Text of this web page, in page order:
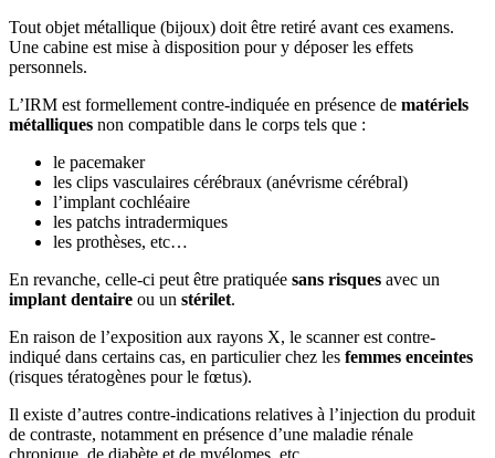
Tout objet métallique (bijoux) doit être retiré avant ces examens.
Une cabine est mise à disposition pour y déposer les effets
personnels.
L’IRM est formellement contre-indiquée en présence de matériels
métalliques non compatible dans le corps tels que :
le pacemaker
les clips vasculaires cérébraux (anévrisme cérébral)
l’implant cochléaire
les patchs intradermiques
les prothèses, etc…
En revanche, celle-ci peut être pratiquée sans risques avec un
implant dentaire ou un stérilet.
En raison de l’exposition aux rayons X, le scanner est contre-
indiqué dans certains cas, en particulier chez les femmes enceintes
(risques tératogènes pour le fœtus).
Il existe d’autres contre-indications relatives à l’injection du produit
de contraste, notamment en présence d’une maladie rénale
chronique, de diabète et de myélomes, etc…